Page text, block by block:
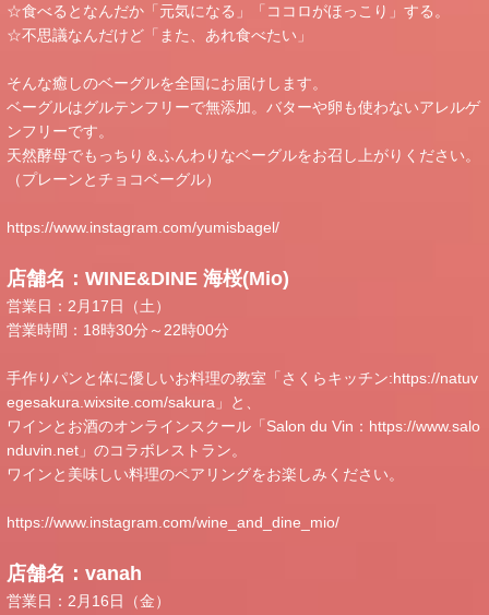
☆食べるとなんだか「元気になる」「ココロがほっこり」する。
☆不思議なんだけど「また、あれ食べたい」
そんな癒しのベーグルを全国にお届けします。
ベーグルはグルテンフリーで無添加。バターや卵も使わないアレルゲ
ンフリーです。
天然酵母でもっちり＆ふんわりなベーグルをお召し上がりください。
（プレーンとチョコベーグル）
https://www.instagram.com/yumisbagel/
店舗名：WINE&DINE 海桜(Mio)
営業日：2月17日（土）
営業時間：18時30分～22時00分
手作りパンと体に優しいお料理の教室「さくらキッチン:https://natuv
egesakura.wixsite.com/sakura 」と、
ワインとお酒のオンラインスクール「Salon du Vin： https://www.salo
nduvin.net 」のコラボレストラン。
ワインと美味しい料理のペアリングをお楽しみください。
https://www.instagram.com/wine_and_dine_mio/
店舗名：vanah
営業日：2月16日（金）